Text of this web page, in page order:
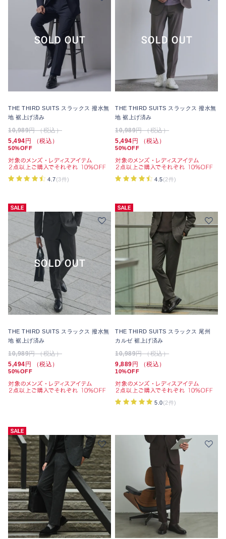
THE THIRD SUITS スラックス 撥水無
地 裾上げ済み
10,989円 （税込）
5,494 円 （税込）
50%OFF
4.7(3件)
THE THIRD SUITS スラックス 撥水無
地 裾上げ済み
10,989円 （税込）
5,494 円 （税込）
50%OFF
4.5(2件)
THE THIRD SUITS スラックス 撥水無
地 裾上げ済み
10,989円 （税込）
5,494 円 （税込）
50%OFF
THE THIRD SUITS スラックス 尾州
カルゼ 裾上げ済み
10,989円 （税込）
9,889 円 （税込）
10%OFF
5.0(2件)